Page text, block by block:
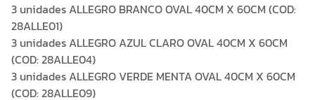
3 unidades ALLEGRO BRANCO OVAL 40CM X 60CM (COD:
28ALLE01)
3 unidades ALLEGRO AZUL CLARO OVAL 40CM X 60CM
(COD: 28ALLE04)
3 unidades ALLEGRO VERDE MENTA OVAL 40CM X 60CM
(COD: 28ALLE09)